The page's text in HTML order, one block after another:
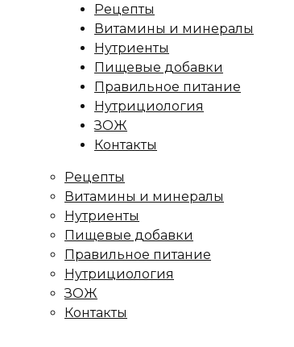
Рецепты
Витамины и минералы
Нутриенты
Пищевые добавки
Правильное питание
Нутрициология
ЗОЖ
Контакты
Рецепты
Витамины и минералы
Нутриенты
Пищевые добавки
Правильное питание
Нутрициология
ЗОЖ
Контакты